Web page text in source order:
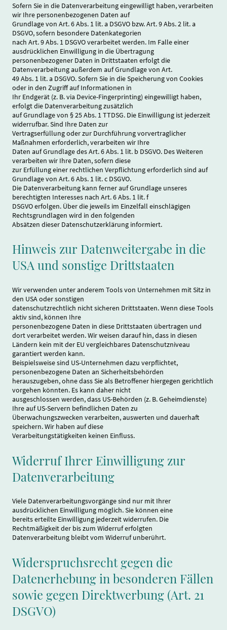
Sofern Sie in die Datenverarbeitung eingewilligt haben, verarbeiten
wir Ihre personenbezogenen Daten auf
Grundlage von Art. 6 Abs. 1 lit. a DSGVO bzw. Art. 9 Abs. 2 lit. a
DSGVO, sofern besondere Datenkategorien
nach Art. 9 Abs. 1 DSGVO verarbeitet werden. Im Falle einer
ausdrücklichen Einwilligung in die Übertragung
personenbezogener Daten in Drittstaaten erfolgt die
Datenverarbeitung außerdem auf Grundlage von Art.
49 Abs. 1 lit. a DSGVO. Sofern Sie in die Speicherung von Cookies
oder in den Zugriff auf Informationen in
Ihr Endgerät (z. B. via Device-Fingerprinting) eingewilligt haben,
erfolgt die Datenverarbeitung zusätzlich
auf Grundlage von § 25 Abs. 1 TTDSG. Die Einwilligung ist jederzeit
widerrufbar. Sind Ihre Daten zur
Vertragserfüllung oder zur Durchführung vorvertraglicher
Maßnahmen erforderlich, verarbeiten wir Ihre
Daten auf Grundlage des Art. 6 Abs. 1 lit. b DSGVO. Des Weiteren
verarbeiten wir Ihre Daten, sofern diese
zur Erfüllung einer rechtlichen Verpflichtung erforderlich sind auf
Grundlage von Art. 6 Abs. 1 lit. c DSGVO.
Die Datenverarbeitung kann ferner auf Grundlage unseres
berechtigten Interesses nach Art. 6 Abs. 1 lit. f
DSGVO erfolgen. Über die jeweils im Einzelfall einschlägigen
Rechtsgrundlagen wird in den folgenden
Absätzen dieser Datenschutzerklärung informiert.
Hinweis zur Datenweitergabe in die
USA und sonstige Drittstaaten
Wir verwenden unter anderem Tools von Unternehmen mit Sitz in
den USA oder sonstigen
datenschutzrechtlich nicht sicheren Drittstaaten. Wenn diese Tools
aktiv sind, können Ihre
personenbezogene Daten in diese Drittstaaten übertragen und
dort verarbeitet werden. Wir weisen darauf hin, dass in diesen
Ländern kein mit der EU vergleichbares Datenschutzniveau
garantiert werden kann.
Beispielsweise sind US-Unternehmen dazu verpflichtet,
personenbezogene Daten an Sicherheitsbehörden
herauszugeben, ohne dass Sie als Betroffener hiergegen gerichtlich
vorgehen könnten. Es kann daher nicht
ausgeschlossen werden, dass US-Behörden (z. B. Geheimdienste)
Ihre auf US-Servern befindlichen Daten zu
Überwachungszwecken verarbeiten, auswerten und dauerhaft
speichern. Wir haben auf diese
Verarbeitungstätigkeiten keinen Einfluss.
Widerruf Ihrer Einwilligung zur
Datenverarbeitung
Viele Datenverarbeitungsvorgänge sind nur mit Ihrer
ausdrücklichen Einwilligung möglich. Sie können eine
bereits erteilte Einwilligung jederzeit widerrufen. Die
Rechtmäßigkeit der bis zum Widerruf erfolgten
Datenverarbeitung bleibt vom Widerruf unberührt.
Widerspruchsrecht gegen die
Datenerhebung in besonderen Fällen
sowie gegen Direktwerbung (Art. 21
DSGVO)